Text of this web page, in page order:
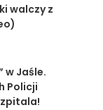
walczy z
w Jaśle.
Policji